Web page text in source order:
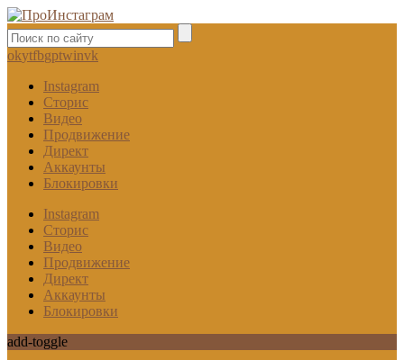
okytfbgptwinvk
Instagram
Сторис
Видео
Продвижение
Директ
Аккаунты
Блокировки
Instagram
Сторис
Видео
Продвижение
Директ
Аккаунты
Блокировки
add-toggle